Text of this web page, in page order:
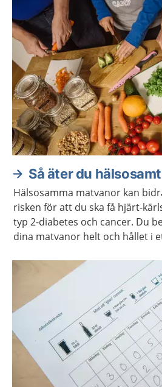
Så äter du hälsosamt
Hälsosamma matvanor kan
risken för att du ska få hjärt-
typ 2-diabetes och cancer. Du
dina matvanor helt och hållet i